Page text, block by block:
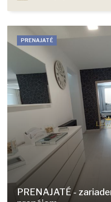
PRENAJATÉ
PRENAJATÉ -